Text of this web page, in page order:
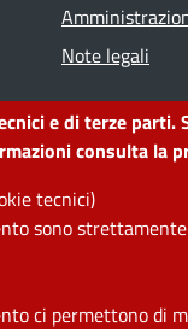
e di terze
consulta la
tecnici)
sono
ci permettono di
Note legali